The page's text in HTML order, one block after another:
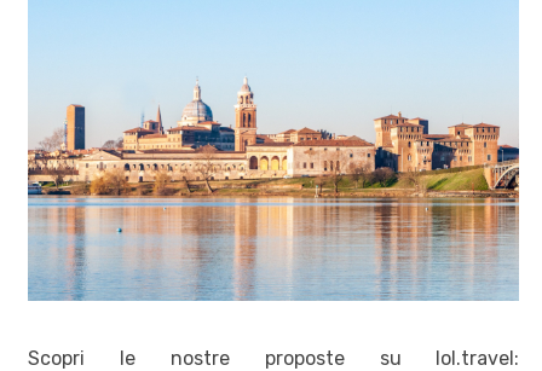
Scopri le nostre proposte su lol.travel: